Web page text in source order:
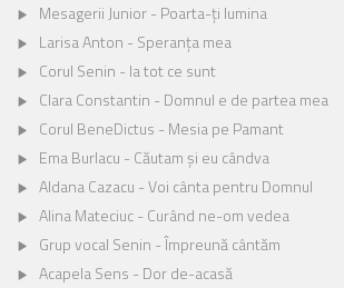
Mesagerii Junior - Poarta-ți lumina
Larisa Anton - Speranța mea
Corul Senin - Ia tot ce sunt
Clara Constantin - Domnul e de partea mea
Corul BeneDictus - Mesia pe Pamant
Ema Burlacu - Căutam și eu cândva
Aldana Cazacu - Voi cânta pentru Domnul
Alina Mateciuc - Curând ne-om vedea
Grup vocal Senin - Împreună cântăm
Acapela Sens - Dor de-acasă